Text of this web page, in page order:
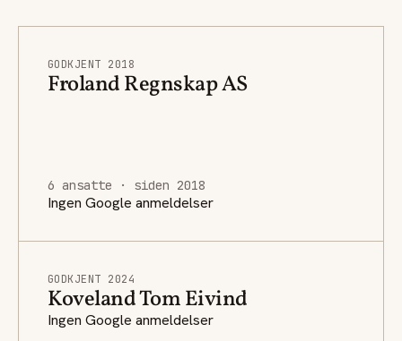
GODKJENT 2018
Froland Regnskap AS
6 ansatte · siden 2018
Ingen Google anmeldelser
GODKJENT 2024
Koveland Tom Eivind
Ingen Google anmeldelser